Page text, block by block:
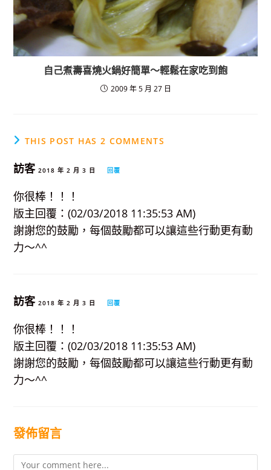
自己煮壽喜燒火鍋好簡單～輕鬆在家吃到飽
2009 年 5 月 27 日
THIS POST HAS 2 COMMENTS
訪客2018 年 2 月 3 日 回覆
你很棒！！！
版主回覆：(02/03/2018 11:35:53 AM)
謝謝您的鼓勵，每個鼓勵都可以讓這些行動更有動
力～^^
訪客2018 年 2 月 3 日 回覆
你很棒！！！
版主回覆：(02/03/2018 11:35:53 AM)
謝謝您的鼓勵，每個鼓勵都可以讓這些行動更有動
力～^^
發佈留言
Comment